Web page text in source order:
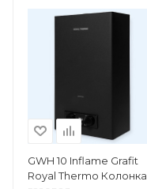
GWH 10 Inflame Grafit
Royal Thermo Колонка